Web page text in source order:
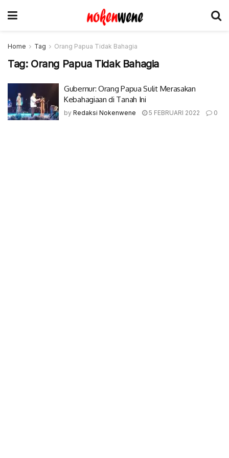
Home Tag Orang Papua Tidak Bahagia
Tag: Orang Papua Tidak Bahagia
Gubernur: Orang Papua Sulit Merasakan
Kebahagiaan di Tanah Ini
by Redaksi Nokenwene 5 FEBRUARI 2022 0